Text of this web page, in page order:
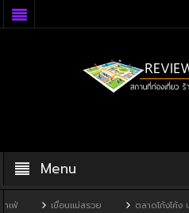
Menu
อนแม่สรวย ตลาดโก้งโค้ง บ้านแสงโสม